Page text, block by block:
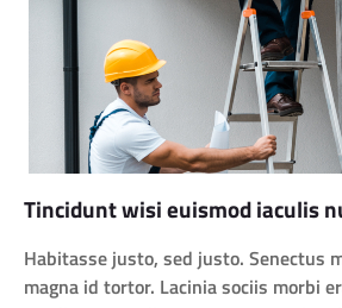
Tincidunt wisi euismod iaculis
Habitasse justo, sed justo. Senectus
magna id tortor. Lacinia sociis morbi